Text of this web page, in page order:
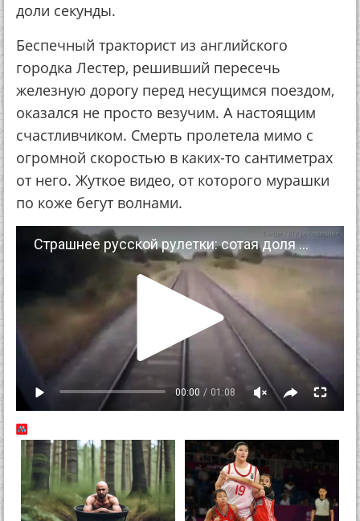
доли секунды.
Беспечный тракторист из английского
городка Лестер, решивший пересечь
железную дорогу перед несущимся поездом,
оказался не просто везучим. А настоящим
счастливчиком. Смерть пролетела мимо с
огромной скоростью в каких-то сантиметрах
от него. Жуткое видео, от которого мурашки
по коже бегут волнами.